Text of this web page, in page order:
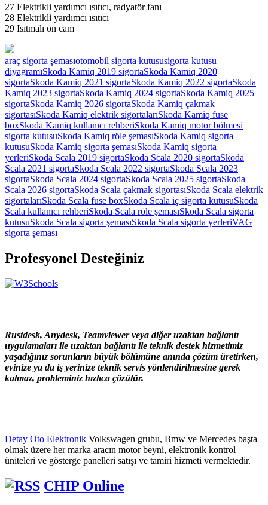
27 Elektrikli yardımcı ısıtıcı, radyatör fanı
28 Elektrikli yardımcı ısıtıcı
29 Isıtmalı ön cam
araç sigorta şemasıotomobil sigorta kutususigorta kutusu
diyagramıSkoda Kamiq 2019 sigortaSkoda Kamiq 2020
sigortaSkoda Kamiq 2021 sigortaSkoda Kamiq 2022 sigortaSkoda
Kamiq 2023 sigortaSkoda Kamiq 2024 sigortaSkoda Kamiq 2025
sigortaSkoda Kamiq 2026 sigortaSkoda Kamiq çakmak
sigortasıSkoda Kamiq elektrik sigortalarıSkoda Kamiq fuse
boxSkoda Kamiq kullanıcı rehberiSkoda Kamiq motor bölmesi
sigorta kutusuSkoda Kamiq röle şemasıSkoda Kamiq sigorta
kutusuSkoda Kamiq sigorta şemasıSkoda Kamiq sigorta
yerleriSkoda Scala 2019 sigortaSkoda Scala 2020 sigortaSkoda
Scala 2021 sigortaSkoda Scala 2022 sigortaSkoda Scala 2023
sigortaSkoda Scala 2024 sigortaSkoda Scala 2025 sigortaSkoda
Scala 2026 sigortaSkoda Scala çakmak sigortasıSkoda Scala elektrik
sigortalarıSkoda Scala fuse boxSkoda Scala iç sigorta kutusuSkoda
Scala kullanıcı rehberiSkoda Scala röle şemasıSkoda Scala sigorta
kutusuSkoda Scala sigorta şemasıSkoda Scala sigorta yerleriVAG
sigorta şeması
Profesyonel Desteğiniz
Rustdesk, Anydesk, Teamviewer veya diğer uzaktan bağlantı
uygulamaları ile uzaktan bağlantı ile teknik destek hizmetimiz
yaşadığınız sorunların büyük bölümüne anında çözüm üretirken,
evinize ya da iş yerinize teknik servis yönlendirilmesine gerek
kalmaz, probleminiz hızlıca çözülür.
Detay Oto Elektronik Volkswagen grubu, Bmw ve Mercedes başta
olmak üzere her marka aracın motor beyni, elektronik kontrol
üniteleri ve gösterge panelleri satışı ve tamiri hizmeti vermektedir.
CHIP Online